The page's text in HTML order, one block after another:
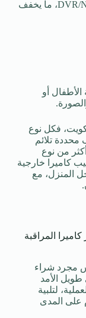
بعضها لا يحتاج إلى أجهزة تسجيل DVR/NVR، ما يخفف
الأطفال أو
فكل نوع
محددة تلائم
من نوع
كاميرا خارجية
المنزل، مع
المراقبة
مجرد شراء
طويل الأمد
لتلبية
على المدى